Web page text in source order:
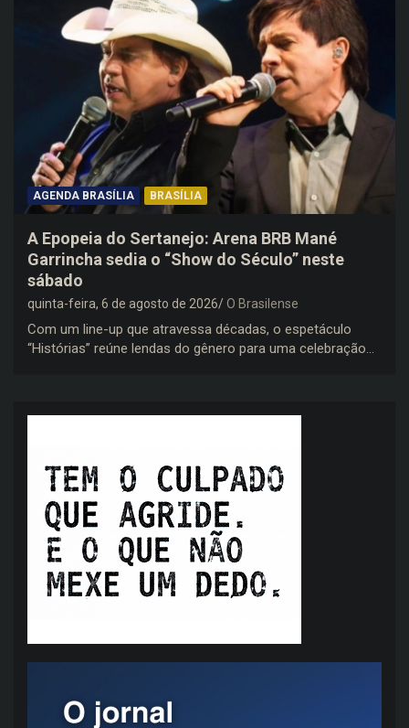
AGENDA BRASÍLIA BRASÍLIA
A Epopeia do Sertanejo: Arena BRB Mané
Garrincha sedia o “Show do Século” neste
sábado
quinta-feira, 6 de agosto de 2026 O Brasilense
Com um line-up que atravessa décadas, o espetáculo
“Histórias” reúne lendas do gênero para uma celebração…